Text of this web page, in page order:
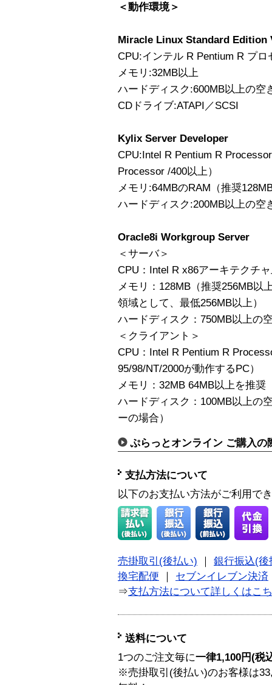
＜動作環境＞
Miracle Linux Standard Edition
CPU:インテル R Pentium R プロ
メモリ:32MB以上
ハードディスク:600MB以上の空
CDドライブ:ATAPI／SCSI
Kylix Server Developer
CPU:Intel R Pentium R
Processor /400以上）
メモリ:64MBのRAM（推奨
ハードディスク:200MB以上の空
Oracle8i Workgroup Server
＜サーバ＞
CPU：Intel R x86アーキテクチ
メモリ：128MB（推奨256MB以
領域として、最低256MB以上）
ハードディスク：750MB以上の
＜クライアント＞
CPU：Intel R Pentium R
95/98/NT/2000が動作するPC）
メモリ：32MB 64MB以上を推奨
ハードディスク：100MB以上の
ーの場合）
ぷらっとオンライン ご購入の
支払方法について
以下のお支払い方法がご利用で
売掛取引(後払い)
銀行振込(後
換宅配便
セブンイレブン決済
⇒支払方法について詳しくはこ
送料について
1つのご注文毎に一律1,100円(税
※売掛取引(後払い)のお客様は